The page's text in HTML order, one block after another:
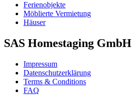
Ferienobjekte
Möblierte Vermietung
Häuser
SAS Homestaging GmbH
Impressum
Datenschutzerklärung
Terms & Conditions
FAQ